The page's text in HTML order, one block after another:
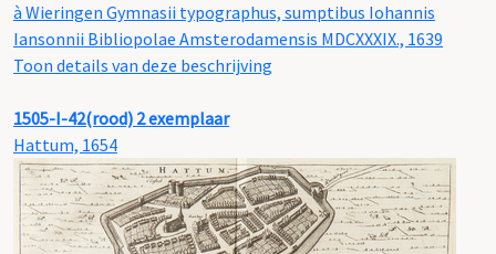
à Wieringen Gymnasii typographus, sumptibus Iohannis
Iansonnii Bibliopolae Amsterodamensis MDCXXXIX., 1639
Toon details van deze beschrijving
1505-I-42(rood) 2 exemplaar
Hattum, 1654